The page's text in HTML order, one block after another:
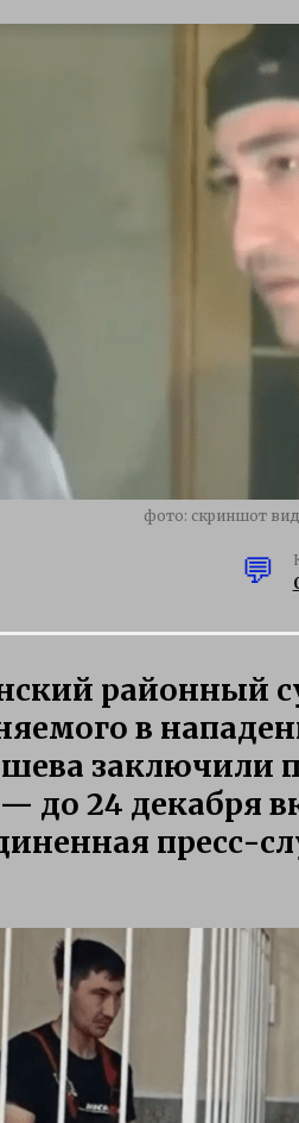
фото: скриншот
районный
в
заключили
до 24 декабря
пресс-